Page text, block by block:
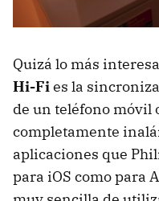
Quizá lo más
Hi-Fies la
de un teléfono móvil
completamente
aplicaciones que
para iOS como para